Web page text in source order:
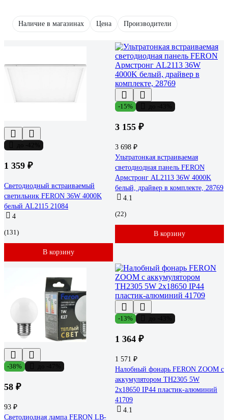
Наличие в магазинах Цена Производители
1 359 ₽
Светодиодный встраиваемый
светильник FERON 36W 4000K
белый AL2115 21084
4
(131)
В корзину
-15%
3 155 ₽
3 698 ₽
Ультратонкая встраиваемая
светодиодная панель FERON
Армстронг AL2113 36W 4000K
белый, драйвер в комплекте, 28769
4.1
(22)
В корзину
-38%
58 ₽
93 ₽
Светодиодная лампа FERON LB-
-13%
1 364 ₽
1 571 ₽
Налобный фонарь FERON ZOOM с
аккумулятором TH2305 5W
2x18650 IP44 пластик-алюминий
41709
4.1